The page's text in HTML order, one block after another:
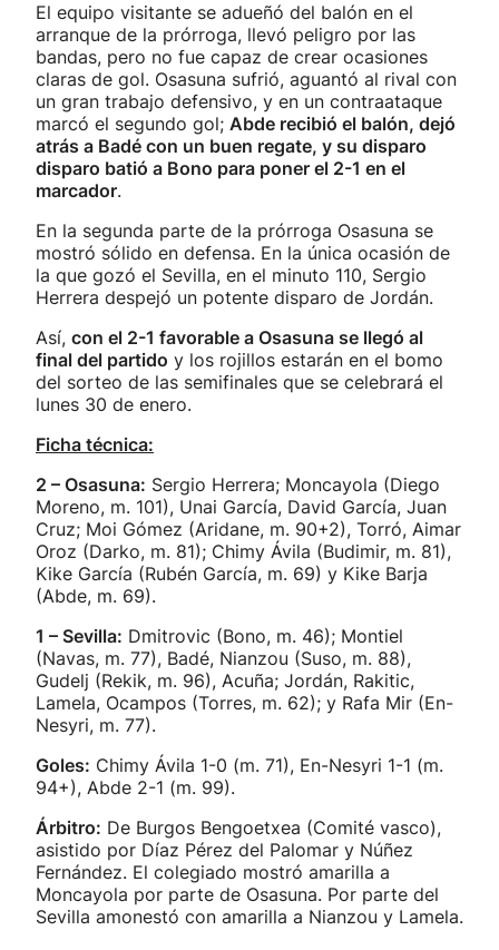
El equipo visitante se adueñó del balón en el
arranque de la prórroga, llevó peligro por las
bandas, pero no fue capaz de crear ocasiones
claras de gol. Osasuna sufrió, aguantó al rival con
un gran trabajo defensivo, y en un contraataque
marcó el segundo gol; Abde recibió el balón, dejó
atrás a Badé con un buen regate, y su disparo
disparo batió a Bono para poner el 2-1 en el
marcador.
En la segunda parte de la prórroga Osasuna se
mostró sólido en defensa. En la única ocasión de
la que gozó el Sevilla, en el minuto 110, Sergio
Herrera despejó un potente disparo de Jordán.
Así, con el 2-1 favorable a Osasuna se llegó al
final del partido y los rojillos estarán en el bomo
del sorteo de las semifinales que se celebrará el
lunes 30 de enero.
Ficha técnica:
2 – Osasuna: Sergio Herrera; Moncayola (Diego
Moreno, m. 101), Unai García, David García, Juan
Cruz; Moi Gómez (Aridane, m. 90+2), Torró, Aimar
Oroz (Darko, m. 81); Chimy Ávila (Budimir, m. 81),
Kike García (Rubén García, m. 69) y Kike Barja
(Abde, m. 69).
1 – Sevilla: Dmitrovic (Bono, m. 46); Montiel
(Navas, m. 77), Badé, Nianzou (Suso, m. 88),
Gudelj (Rekik, m. 96), Acuña; Jordán, Rakitic,
Lamela, Ocampos (Torres, m. 62); y Rafa Mir (En-
Nesyri, m. 77).
Goles: Chimy Ávila 1-0 (m. 71), En-Nesyri 1-1 (m.
94+), Abde 2-1 (m. 99).
Árbitro: De Burgos Bengoetxea (Comité vasco),
asistido por Díaz Pérez del Palomar y Núñez
Fernández. El colegiado mostró amarilla a
Moncayola por parte de Osasuna. Por parte del
Sevilla amonestó con amarilla a Nianzou y Lamela.